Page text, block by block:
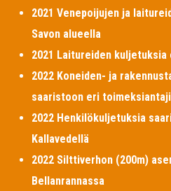
2021 Venepoijujen ja
Savon alueella
2021 Laitureiden
2022 Koneiden- ja
saaristoon eri
2022 Henkilökuljetuksia
Kallavedellä
2022 Silttiverhon (200m)
Bellanrannassa